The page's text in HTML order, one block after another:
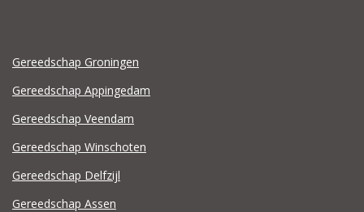
Gereedschap Groningen
Gereedschap Appingedam
Gereedschap Veendam
Gereedschap Winschoten
Gereedschap Delfzijl
Gereedschap Assen